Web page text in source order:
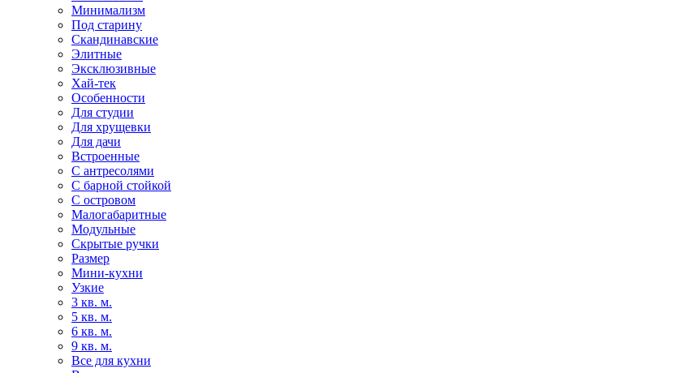
Минимализм
Под старину
Скандинавские
Элитные
Эксклюзивные
Хай-тек
Особенности
Для студии
Для хрущевки
Для дачи
Встроенные
С антресолями
С барной стойкой
С островом
Малогабаритные
Модульные
Скрытые ручки
Размер
Мини-кухни
Узкие
3 кв. м.
5 кв. м.
6 кв. м.
9 кв. м.
Все для кухни